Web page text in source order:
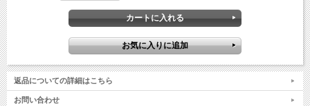
返品についての詳細はこちら
お問い合わせ